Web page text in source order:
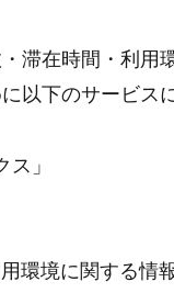
滞在時間・利用
以下のサービス
ス」
環境に関する情